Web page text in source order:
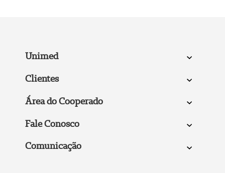
Unimed
Clientes
Área do Cooperado
Fale Conosco
Comunicação